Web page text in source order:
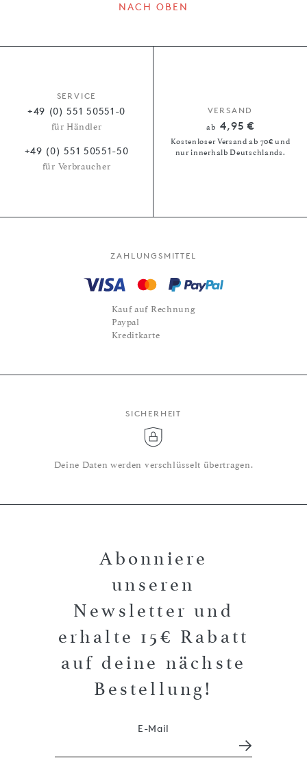
NACH OBEN
SERVICE
+49 (0) 551 50551-0
für Händler
+49 (0) 551 50551-50
für Verbraucher
VERSAND
ab 4,95 €
Kostenloser Versand ab 70€ und
nur innerhalb Deutschlands.
ZAHLUNGSMITTEL
Kauf auf Rechnung
Paypal
Kreditkarte
SICHERHEIT
Deine Daten werden verschlüsselt übertragen.
Abonniere
unseren
Newsletter und
erhalte 15€ Rabatt
auf deine nächste
Bestellung!
E-Mail